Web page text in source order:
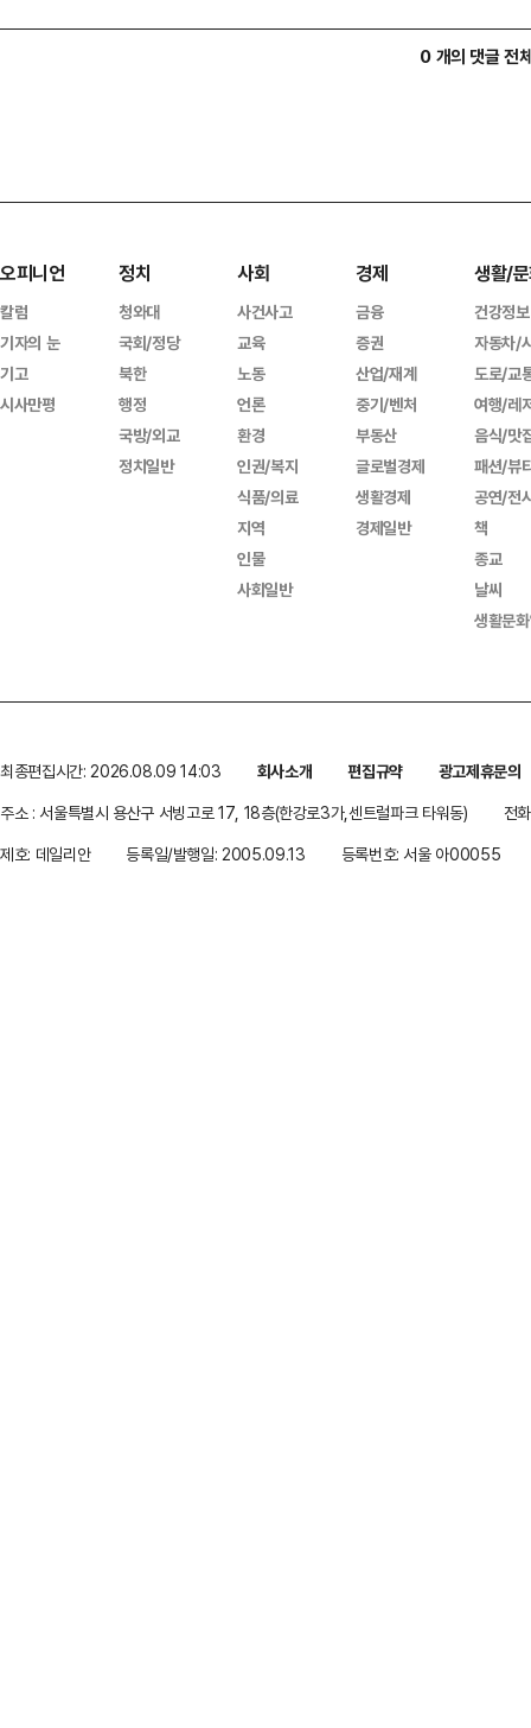
0 개의 댓글 전
오피니언
칼럼
기자의 눈
기고
시사만평
정치
청와대
국회/정당
북한
행정
국방/외교
정치일반
사회
사건사고
교육
노동
언론
환경
인권/복지
식품/의료
지역
인물
사회일반
경제
금융
증권
산업/재계
중기/벤처
부동산
글로벌경제
생활경제
경제일반
생활/
건강정보
자동차/
도로/교
여행/레
음식/맛
패션/뷰
공연/전
책
종교
날씨
생활문
최종편집시간: 2026.08.09 14:03 회사소개 편집규약
광고제휴문의
주소 : 서울특별시 용산구 서빙고로 17, 18층(한강로3가,센트럴파크 타워동)
전
제호: 데일리안
등록일/발행일: 2005.09.13 등록번호: 서울 아00055